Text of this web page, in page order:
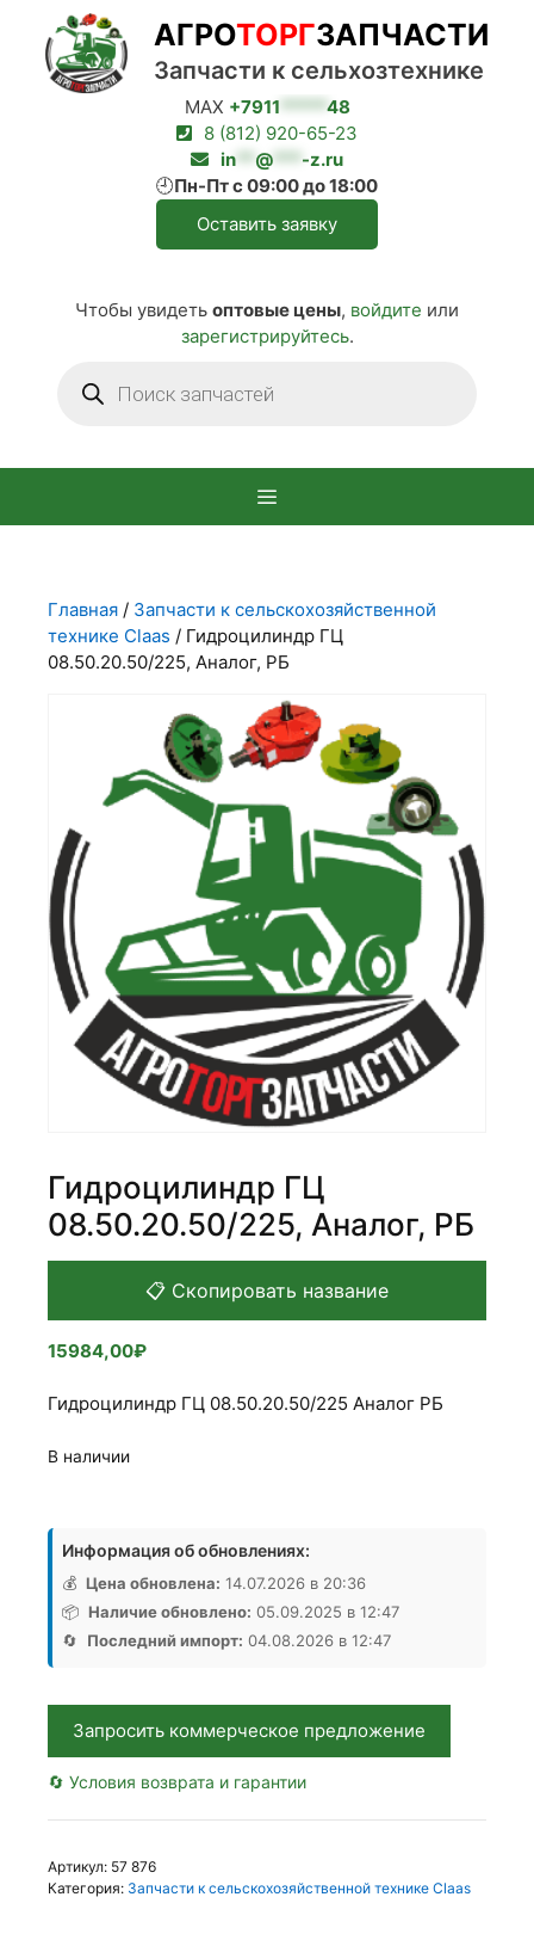
Перейти
содержимому
MAX +7911 ***** 48
8 (812) 920-65-23
in
@ *** -z.ru
🕘Пн-Пт с 09:00 до 18:00
Оставить заявку
Чтобы увидеть оптовые цены, войдите или
зарегистрируйтесь.
товаров
АГРОТОРГЗАПЧАСТИ
Запчасти к сельхозтехнике
Главная / Запчасти к сельскохозяйственной
технике Claas / Гидроцилиндр ГЦ
08.50.20.50/225, Аналог, РБ
Гидроцилиндр ГЦ
08.50.20.50/225, Аналог, РБ
📋 Скопировать название
15984,00₽
Гидроцилиндр ГЦ 08.50.20.50/225 Аналог РБ
В наличии
товара
Гидроцилиндр
ГЦ
08.50.20.50/225,
Аналог,
РБ
Информация об обновлениях:
💰 Цена обновлена: 14.07.2026 в 20:36
📦 Наличие обновлено: 05.09.2025 в 12:47
🔄
Последний импорт: 04.08.2026 в 12:47
Запросить коммерческое предложение
🔄 Условия возврата и гарантии
Артикул: 57 876
Категория: Запчасти к сельскохозяйственной технике Claas